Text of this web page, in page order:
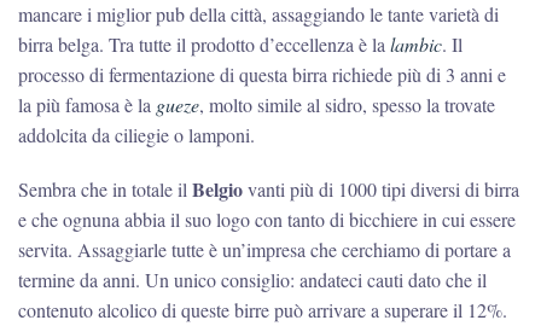
mancare i miglior pub della città, assaggiando le tante varietà di
birra belga. Tra tutte il prodotto d’eccellenza è lalambic. Il
processo di fermentazione di questa birra richiede più di 3 anni e
la più famosa è la gueze, molto simile al sidro, spesso la trovate
addolcita da ciliegie o lamponi.
Sembra che in totale ilBelgiovanti più di 1000 tipi diversi di birra
e che ognuna abbia il suo logo con tanto di bicchiere in cui essere
servita. Assaggiarle tutte è un’impresa che cerchiamo di portare a
termine da anni. Un unico consiglio: andateci cauti dato che il
contenuto alcolico di queste birre può arrivare a superare il 12%.